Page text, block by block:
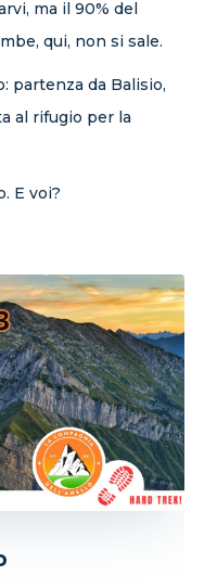
ma il 90% del
qui, non si sale.
partenza da Balisio,
al rifugio per la
E voi?